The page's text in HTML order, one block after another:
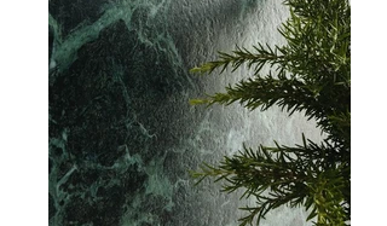
dogodny termin dostawy i montażu.
Dostawa zakupionych produktów jest
możliwa na terenie kraju i odbywa się pod
adres podany przy składaniu zamówienia.
Wszystkie zamówienia dostarczane są
profesjonalnym transportem
przez BORETTI Sp. z o. o.